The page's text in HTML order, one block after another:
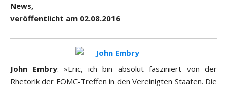
News,
veröffentlicht am 02.08.2016
John Embry: »Eric, ich bin absolut fasziniert von der
Rhetorik der FOMC-Treffen in den Vereinigten Staaten. Die